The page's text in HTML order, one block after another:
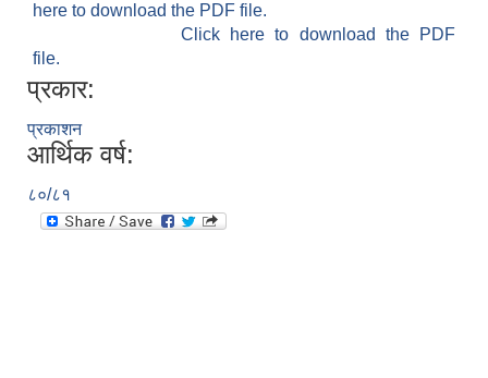
here to download the PDF file.
Click here to download the PDF
file.
प्रकार:
प्रकाशन
आर्थिक वर्ष:
८०/८१